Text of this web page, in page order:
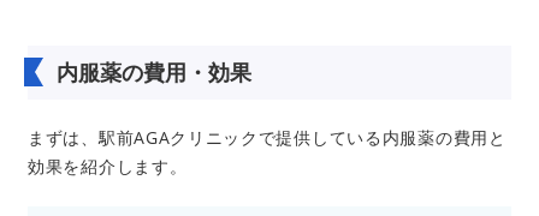
内服薬の費用・効果
まずは、駅前AGAクリニックで提供している内服薬の費用と
効果を紹介します。